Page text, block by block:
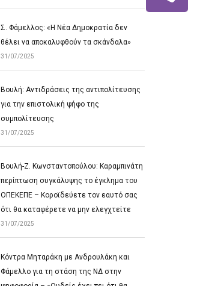
Σ. Φάμελλος: «Η Νέα Δημοκρατία δεν
θέλει να αποκαλυφθούν τα σκάνδαλα»
31/07/2025
Βουλή: Αντιδράσεις της αντιπολίτευσης
για την επιστολική ψήφο της
συμπολίτευσης
31/07/2025
Βουλή-Ζ. Κωνσταντοπούλου: Καραμπινάτη
περίπτωση συγκάλυψης το έγκλημα του
ΟΠΕΚΕΠΕ – Κοροϊδεύετε τον εαυτό σας
ότι θα καταφέρετε να μην ελεγχτείτε
31/07/2025
Κόντρα Μηταράκη με Ανδρουλάκη και
Φάμελλο για τη στάση της ΝΔ στην